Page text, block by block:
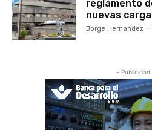
reglamento
nuevas
Jorge Hernandez -
- Publicidad